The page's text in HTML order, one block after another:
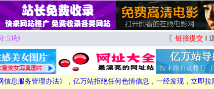
:53秒 〖 链接提交
息服务管理办法》，亿万站拒绝任何色情信息，一经发现，立即拉